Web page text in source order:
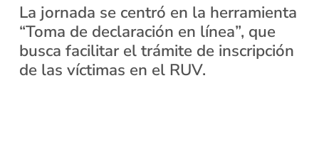
La jornada se centró en la herramienta
“Toma de declaración en línea”, que
busca facilitar el trámite de inscripción
de las víctimas en el RUV.